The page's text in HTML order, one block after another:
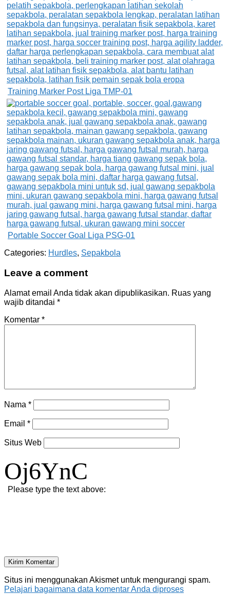
Training Marker Post Liga TMP-01
Portable Soccer Goal Liga PSG-01
Categories: Hurdles, Sepakbola
Leave a comment
Alamat email Anda tidak akan dipublikasikan. Ruas yang
wajib ditandai *
Komentar *
Nama *
Email *
Situs Web
Oj6YnC
Please type the text above:
Situs ini menggunakan Akismet untuk mengurangi spam.
Pelajari bagaimana data komentar Anda diproses